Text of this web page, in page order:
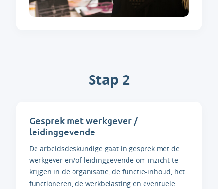
Stap 2
Gesprek met werkgever /
leidinggevende
De arbeidsdeskundige gaat in gesprek met de
werkgever en/of leidinggevende om inzicht te
krijgen in de organisatie, de functie-inhoud, het
functioneren, de werkbelasting en eventuele